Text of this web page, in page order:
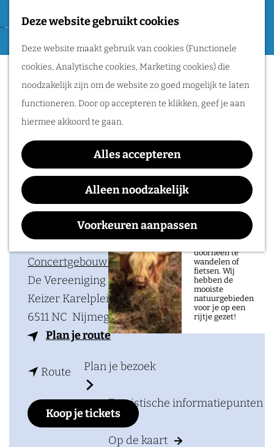
Deze website gebruikt cookies
Deze website maakt gebruik van cookies (Functionele
cookies, Analytische cookies, Marketing cookies) die
noodzakelijk zijn om de website zo goed mogelijk te laten
functioneren. Door op accepteren te klikken, geef je aan
hiermee akkoord te gaan.
Alles accepteren
Alleen noodzakelijk
Voorkeuren aanpassen
a
F
a
v
o
r
i
e
e
M
e
n
u
Routes
Wandelen
Fietsen
Routeplanner
Natuurgebieden
in het Rijk van
natuur in het Rijk
van Nijmegen is
doorheen te
wandelen of
fietsen. Wij
hebben de
mooiste
natuurgebieden
voor je op een
rijtje gezet!
Plan je bezoek
Toeristische informatiepunten
Op de kaart
Voorleesontbijt (3+)
Waar:
Concertgebouw De
Vereeniging
zondag 4
Contact
Concertgebouw De Vereeniging
De Vereeniging Café-Restaurant
Keizer Karelplein 2d
6511 NC Nijmegen
Plan je routen
a
V
o
Route
a
r
Koop je tickets